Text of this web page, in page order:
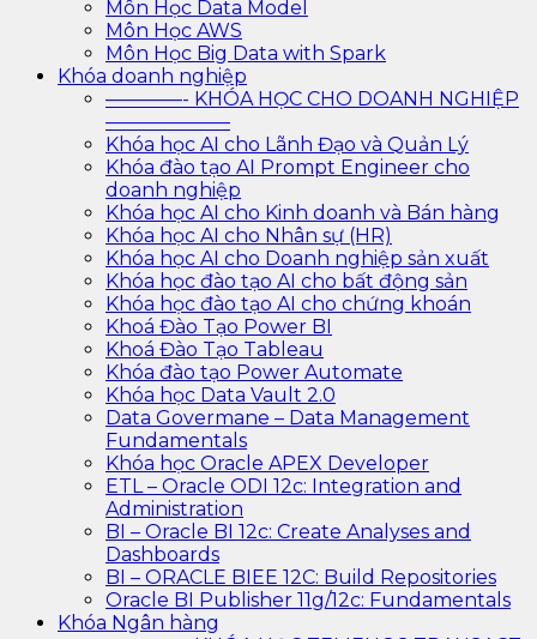
Môn Học Data Model
Môn Học AWS
Môn Học Big Data with Spark
Khóa doanh nghiệp
————- KHÓA HỌC CHO DOANH NGHIỆP
——————–
Khóa học AI cho Lãnh Đạo và Quản Lý
Khóa đào tạo AI Prompt Engineer cho
doanh nghiệp
Khóa học AI cho Kinh doanh và Bán hàng
Khóa học AI cho Nhân sự (HR)
Khóa học AI cho Doanh nghiệp sản xuất
Khóa học đào tạo AI cho bất động sản
Khóa học đào tạo AI cho chứng khoán
Khoá Đào Tạo Power BI
Khoá Đào Tạo Tableau
Khóa đào tạo Power Automate
Khóa học Data Vault 2.0
Data Govermane – Data Management
Fundamentals
Khóa học Oracle APEX Developer
ETL – Oracle ODI 12c: Integration and
Administration
BI – Oracle BI 12c: Create Analyses and
Dashboards
BI – ORACLE BIEE 12C: Build Repositories
Oracle BI Publisher 11g/12c: Fundamentals
Khóa Ngân hàng